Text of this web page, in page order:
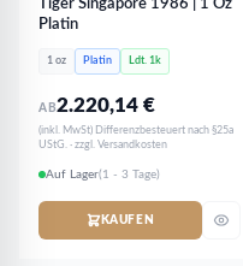
Tiger Singapore 1986 | 1 Oz
Platin
1 oz Platin Ldt. 1k
AB2.220,14€
(inkl. MwSt) Differenzbesteuert nach §25a
UStG. · zzgl. Versandkosten
Auf Lager(1 - 3 Tage)
KAUFEN